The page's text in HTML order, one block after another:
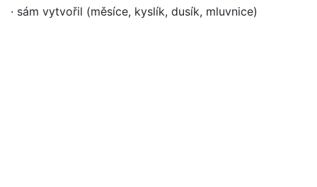
· sám vytvořil (měsíce, kyslík, dusík, mluvnice)